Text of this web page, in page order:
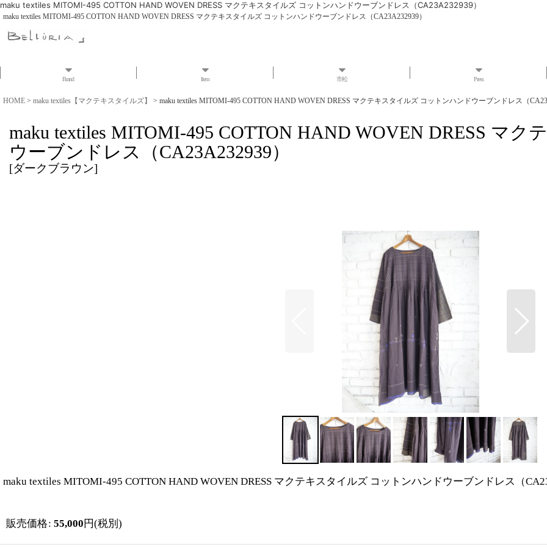
maku textiles MITOMI-495 COTTON HAND WOVEN DRESS マクテキスタイルズ コットンハンドウーブンドレス（CA23A232939）
maku textiles MITOMI-495 COTTON HAND WOVEN DRESS マクテキスタイルズ コットンハンドウーブンドレス（CA23A232939）
Brand Item 市松 Press
HOME > maku textiles【マクテキスタイルズ】 > maku textiles MITOMI-495 COTTON HAND WOVEN DRESS マクテキスタイルズ コットンハンドウーブンドレス（
maku textiles MITOMI-495 COTTON HAND WOVEN DRESS マ
ウーブンドレス（CA23A232939）
[ダークブラウン]
maku textiles MITOMI-495 COTTON HAND WOVEN DRESS マクテキスタイルズ コットンハンドウーブンドレス（
販売価格: 55,000 円(税別)